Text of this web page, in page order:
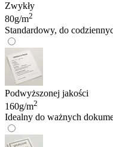
Zwykły
80g/m2
Standardowy, do
Podwyższonej jakości
160g/m2
Idealny do ważnych